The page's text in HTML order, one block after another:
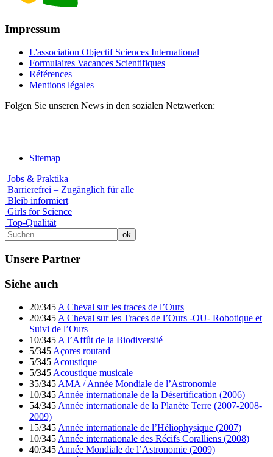
Impressum
L'association Objectif Sciences International
Formulaires Vacances Scientifiques
Références
Mentions légales
Folgen Sie unseren News in den sozialen Netzwerken:
Sitemap
Jobs & Praktika
Barrierefrei – Zugänglich für alle
Bleib informiert
Girls for Science
Top-Qualität
Unsere Partner
Siehe auch
20/345 A Cheval sur les traces de l’Ours
20/345 A Cheval sur les Traces de l’Ours -OU- Robotique et
Suivi de l’Ours
10/345 A l’Affût de la Biodiversité
5/345 Açores routard
5/345 Acoustique
5/345 Acoustique musicale
35/345 AMA / Année Mondiale de l’Astronomie
10/345 Année internationale de la Désertification (2006)
54/345 Année internationale de la Planète Terre (2007-2008-
2009)
15/345 Année internationale de l’Héliophysique (2007)
10/345 Année internationale des Récifs Coralliens (2008)
40/345 Année Mondiale de l’Astronomie (2009)